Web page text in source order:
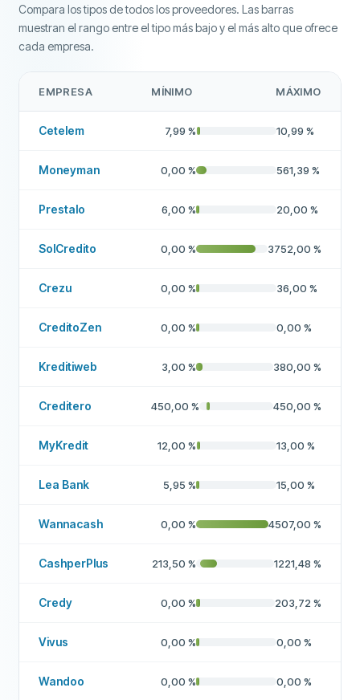
EMPRESA MÍNIMO MÁXIMO
Cetelem 7,99 % 10,99 %
Moneyman 0,00 % 561,39 %
Prestalo 6,00 % 20,00 %
SolCredito 0,00 % 3752,00 %
Crezu 0,00 % 36,00 %
CreditoZen 0,00 % 0,00 %
Kreditiweb 3,00 % 380,00 %
Creditero 450,00 % 450,00 %
MyKredit 12,00 % 13,00 %
Lea Bank 5,95 % 15,00 %
Wannacash 0,00 % 4507,00 %
CashperPlus 213,50 % 1221,48 %
Credy 0,00 % 203,72 %
Vivus 0,00 % 0,00 %
Wandoo 0,00 % 0,00 %
Compara los tipos de todos los proveedores. Las barras
muestran el rango entre el tipo más bajo y el más alto que ofrece
cada empresa.